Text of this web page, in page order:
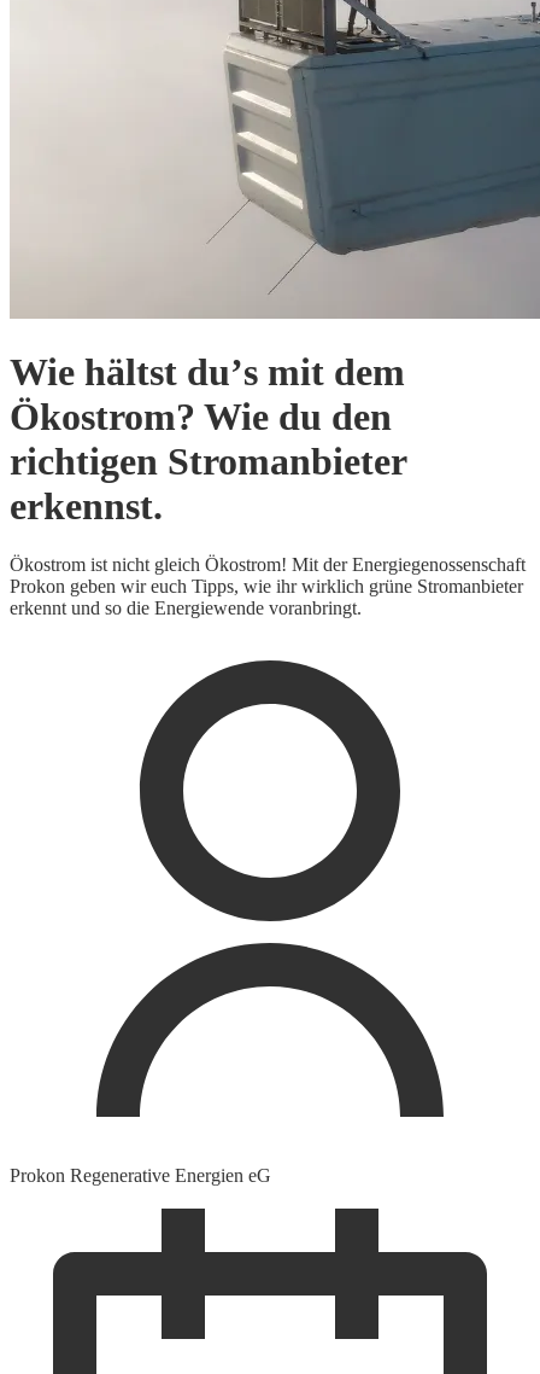
Wie hältst duʼs mit dem
Ökostrom? Wie du den
richtigen Stromanbieter
erkennst.
Ökostrom ist nicht gleich Ökostrom! Mit der Energiegenossenschaft
Prokon geben wir euch Tipps, wie ihr wirklich grüne Stromanbieter
erkennt und so die Energiewende voranbringt.
Prokon Regenerative Energien eG